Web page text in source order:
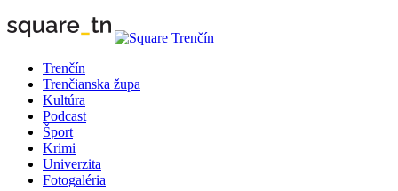
Trenčín
Trenčianska župa
Kultúra
Podcast
Šport
Krimi
Univerzita
Fotogaléria